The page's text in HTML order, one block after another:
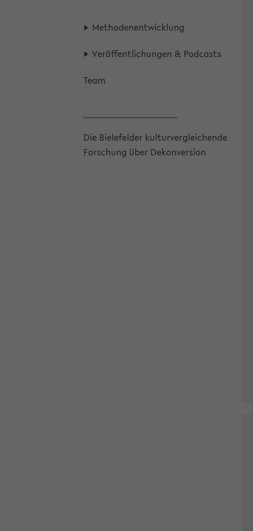
Me­tho­den­ent­wick­lung
Ver­öf­fent­li­chun­gen & Pod­casts
Team
Die Bie­le­fel­der kul­tur­ver­glei­chen­de
For­schung über De­kon­ver­si­on